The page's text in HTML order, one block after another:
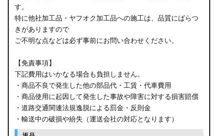
B34W/B35W/B37W/B38W ekクロス
KG CX-8
GU クロストレック
GU インプレッサ
VN5 VNH レヴォーグ / レイバック
ZD8 BRZ
す。
特に他社加工品・ヤフオク加工品への施工は、品質にばらつ
きがありますので
ご不明な点などは必ず事前にお問い合わせください。
【免責事項】
下記費用はいかなる場合も負担しません。
・商品不良で発生した他の部品代・工賃・代車費用
・商品使用に起因して発生した事故や障害に対する損害賠償
・道路交通関連法規逸脱による罰金・反則金
・輸送中の破損や紛失（運送会社の対応となります）